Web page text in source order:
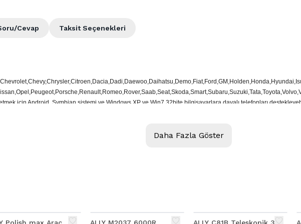
Taksit Seçenekleri
Cevap
için Android, Symbian sistemi ve Windows XP ve Win7 32bite bilgisayarlara dayalı telefonları
sistemi telefonları, Windows XP ve Win7 32bite bilgisayarlar
Daha Fazla Göster